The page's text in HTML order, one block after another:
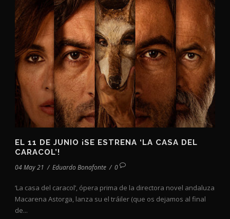
EL 11 DE JUNIO ¡SE ESTRENA ‘LA CASA DEL
CARACOL’!
04 May 21 / Eduardo Bonafonte / 0
‘La casa del caracol’, ópera prima de la directora novel andaluza
Macarena Astorga, lanza su el tráiler (que os dejamos al final
de...